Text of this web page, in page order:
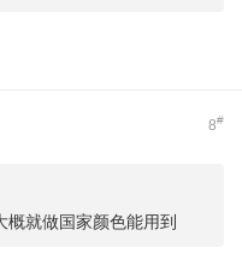
8#
就做国家颜色能用到